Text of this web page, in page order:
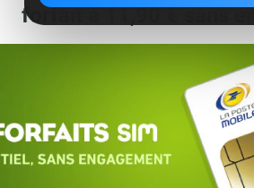
forfait à 11,90 € sans